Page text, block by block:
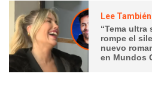
Lee También
“Tema ultra
rompe el
nuevo
en Mundos